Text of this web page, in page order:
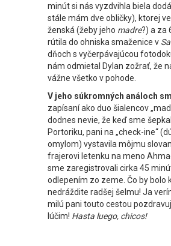
minút si nás vyzdvihla biela
stále mám dve obličky), ktorej
ženská (žeby jeho madre?) a za
rútila do ohniska smaženice v
dňoch s vyčerpávajúcou
nám odmietal Dylan zožrať, že
vážne všetko v pohode.
V jeho súkromných análoch
zapísaní ako duo šialencov
dodnes nevie, že keď sme
Portoriku, pani na „check-ine“
omylom) vystavila môjmu
frajerovi letenku na meno
sme zaregistrovali cirka 45
odlepením zo zeme. Čo by bolo
nedráždite radšej šelmu! Ja
milú pani touto cestou
lúčim! Hasta luego, chicos!